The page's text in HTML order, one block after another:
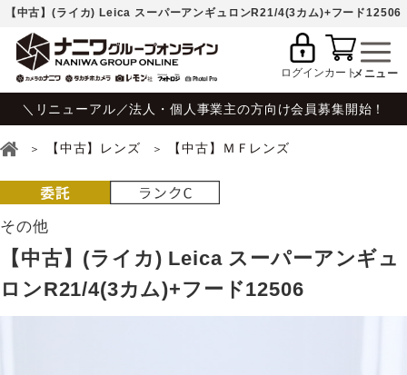
【中古】(ライカ) Leica スーパーアンギュロンR21/4(3カム)+フード12506
ログインカート
＼リニューアル／法人・個人事業主の方向け会員募集開始！
【中古】レンズ 【中古】ＭＦレンズ
その他
【中古】(ライカ) Leica スーパーアンギュ
ロンR21/4(3カム)+フード12506